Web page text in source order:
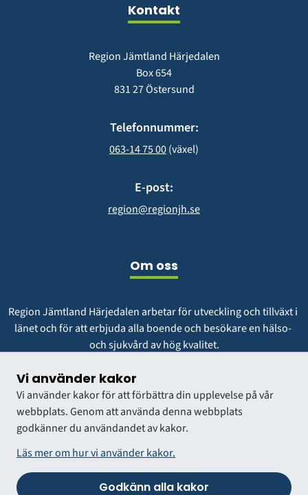
Vi använder kakor
Vi använder kakor för att förbättra din upplevelse på vår
webbplats. Genom att använda denna webbplats
godkänner du användandet av kakor.
Läs mer om hur vi använder kakor.
Godkänn alla kakor
Kontakt
Region Jämtland Härjedalen
Box 654
831 27 Östersund
Telefonnummer:
063-14 75 00 (växel)
E-post:
region@regionjh.se
Om oss
Region Jämtland Härjedalen arbetar för utveckling och tillväxt i
länet och för att erbjuda alla boende och besökare en hälso-
och sjukvård av hög kvalitet.
Vår vision är att vara en region att längta till och växa i.